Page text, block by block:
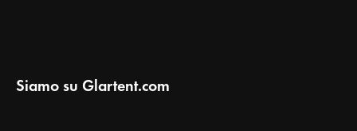
Siamo su Glartent.com